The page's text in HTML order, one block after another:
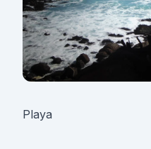
Playa